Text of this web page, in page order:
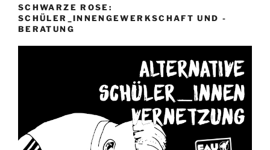
SCHWARZE ROSE:
SCHÜLER_INNENGEWERKSCHAFT UND -
BERATUNG